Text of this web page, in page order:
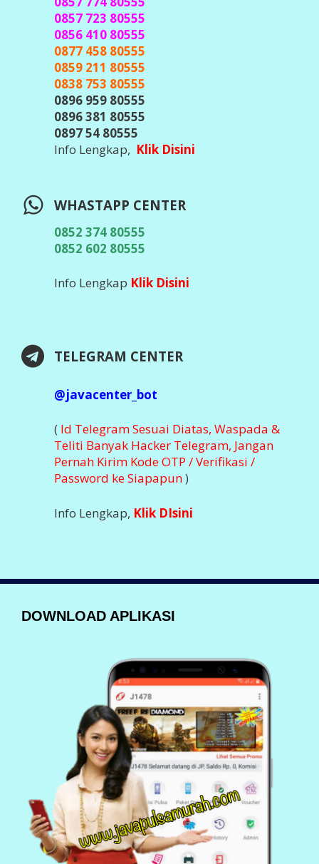
0857 723 80555
0856 410 80555
0877 458 80555
0859 211 80555
0838 753 80555
0896 959 80555
0896 381 80555
0897 54 80555
Info Lengkap, Klik Disini
WHASTAPP CENTER
0852 374 80555
0852 602 80555
Info Lengkap Klik Disini
TELEGRAM CENTER
@javacenter_bot
( Id Telegram Sesuai Diatas, Waspada &
Teliti Banyak Hacker Telegram, Jangan
Pernah Kirim Kode OTP / Verifikasi /
Password ke Siapapun)
Info Lengkap, Klik DIsini
DOWNLOAD APLIKASI